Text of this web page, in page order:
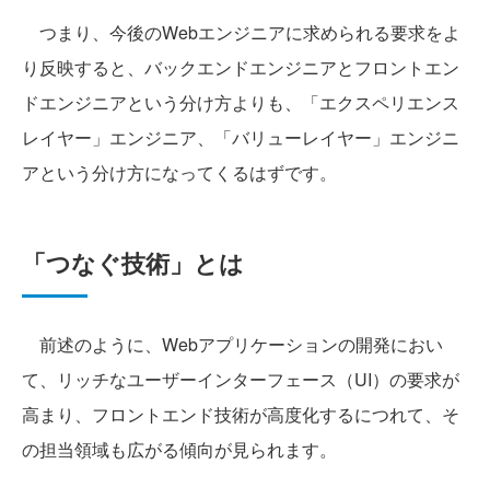
つまり、今後のWebエンジニアに求められる要求をよ
り反映すると、バックエンドエンジニアとフロントエン
ドエンジニアという分け方よりも、「エクスペリエンス
レイヤー」エンジニア、「バリューレイヤー」エンジニ
アという分け方になってくるはずです。
「つなぐ技術」とは
前述のように、Webアプリケーションの開発におい
て、リッチなユーザーインターフェース（UI）の要求が
高まり、フロントエンド技術が高度化するにつれて、そ
の担当領域も広がる傾向が見られます。